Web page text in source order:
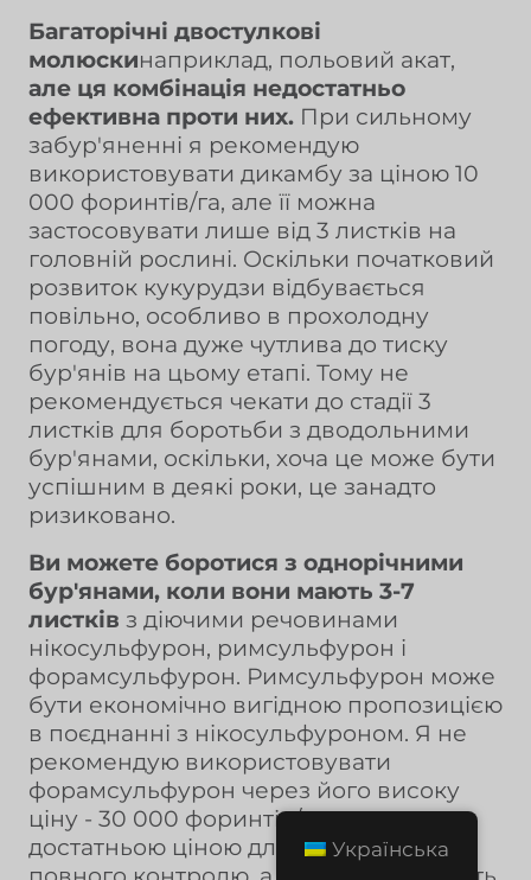
Багаторічні двостулкові
молюскинаприклад, польовий акат,
але ця комбінація недостатньо
ефективна проти них. При сильному
забур'яненні я рекомендую
використовувати дикамбу за ціною 10
000 форинтів/га, але її можна
застосовувати лише від 3 листків на
головній рослині. Оскільки початковий
розвиток кукурудзи відбувається
повільно, особливо в прохолодну
погоду, вона дуже чутлива до тиску
бур'янів на цьому етапі. Тому не
рекомендується чекати до стадії 3
листків для боротьби з дводольними
бур'янами, оскільки, хоча це може бути
успішним в деякі роки, це занадто
ризиковано.
Ви можете боротися з однорічними
бур'янами, коли вони мають 3-7
листків з діючими речовинами
нікосульфурон, римсульфурон і
форамсульфурон. Римсульфурон може
бути економічно вигідною пропозицією
в поєднанні з нікосульфуроном. Я не
рекомендую використовувати
форамсульфурон через його високу
ціну - 30 000 форинтів/га, що є
достатньою ціною для досягнення
Українська